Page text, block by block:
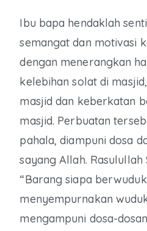
Ibu bapa hendaklah
semangat dan motivasi
dengan menerangkan
kelebihan solat di
masjid dan keberkatan
masjid. Perbuatan
pahala, diampuni dosa
sayang Allah. Rasulullah
“Barang siapa
menyempurnakan
mengampuni dosa-